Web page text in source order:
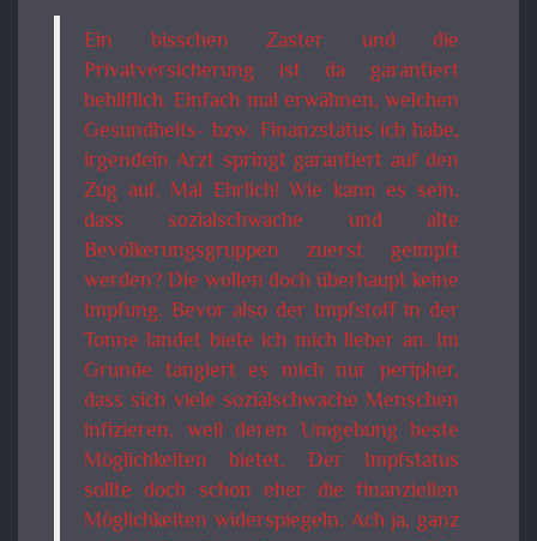
Ein bisschen Zaster und die
Privatversicherung ist da garantiert
behilflich. Einfach mal erwähnen, welchen
Gesundheits- bzw. Finanzstatus ich habe,
irgendein Arzt springt garantiert auf den
Zug auf. Mal Ehrlich! Wie kann es sein,
dass sozialschwache und alte
Bevölkerungsgruppen zuerst geimpft
werden? Die wollen doch überhaupt keine
Impfung. Bevor also der Impfstoff in der
Tonne landet biete ich mich lieber an. Im
Grunde tangiert es mich nur peripher,
dass sich viele sozialschwache Menschen
infizieren, weil deren Umgebung beste
Möglichkeiten bietet. Der Impfstatus
sollte doch schon eher die finanziellen
Möglichkeiten widerspiegeln. Ach ja, ganz